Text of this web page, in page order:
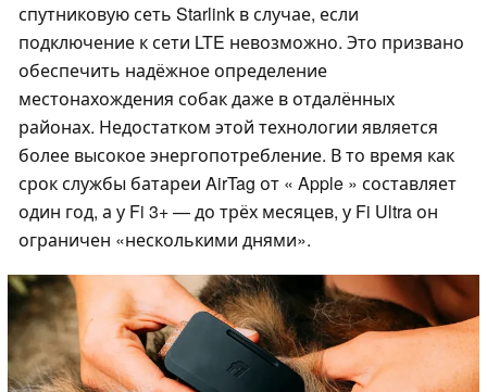
спутниковую сеть Starlink в случае, если
подключение к сети LTE невозможно. Это призвано
обеспечить надёжное определение
местонахождения собак даже в отдалённых
районах. Недостатком этой технологии является
более высокое энергопотребление. В то время как
срок службы батареи AirTag от « Apple » составляет
один год, а у Fi 3+ — до трёх месяцев, у Fi Ultra он
ограничен «несколькими днями».